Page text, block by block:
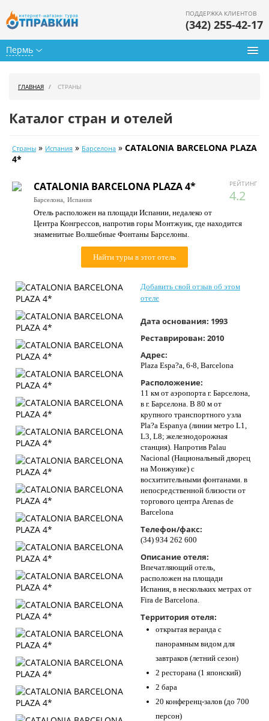
Пермь
ПОДДЕРЖКА КЛИЕНТОВ
(342) 255-42-17
Календарь туров
Цены дня
Страны
Как купить
Контакты
ГЛАВНАЯ СТРАНЫ
Каталог стран и отелей
Страны » Испания » Барселона » CATALONIA BARCELONA PLAZA
4*
РЕЙТИНГ
4.2
CATALONIA BARCELONA PLAZA 4*
Барселона, Испания
Отель расположен на площади Испании, недалеко от
Центра Конгрессов, напротив горы Монтжуик, где находится
знаменитые Волшебные Фонтаны Барселоны.
Найти туры в этот отель
Добавить свой отзыв об этом
отеле
Дата основания: 1993
Реставрирован: 2010
Адрес:
Plaza Espa?a, 6-8, Barcelona
Расположение:
11 км от аэропорта г. Барселона,
в г. Барселона. В 80 м от
крупного транспортного узла
Pla?a Espanya (линии метро L1,
L3, L8; железнодорожная
станция). Напротив Palau
Nacional (Национальный дворец
на Монжуике) с
восхитительными фонтанами. в
непосредственной близости от
торгового центра Arenas de
Barcelona
Телефон/факс:
(34) 934 262 600
Описание отеля:
Впечатляющий отель,
расположен на площади
Испания, в нескольких метрах от
Fira de Barcelona.
Территория отеля:
открытая веранда с
панорамным видом для
завтраков (летний сезон)
2 ресторана (1 японский)
2 бара
20 конференц-залов (до 700
персон)